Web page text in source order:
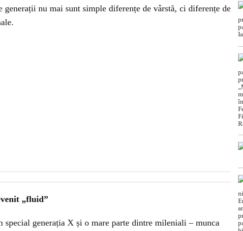
nu mai sunt simple diferențe de vârstă, ci diferențe de
„fluid”
special generația X și o mare parte dintre mileniali – munca